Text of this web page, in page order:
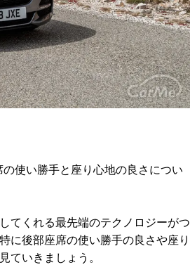
使い勝手と座り心地の良さについ
てくれる最先端のテクノロジーがつ
に後部座席の使い勝手の良さや座り
ていきましょう。